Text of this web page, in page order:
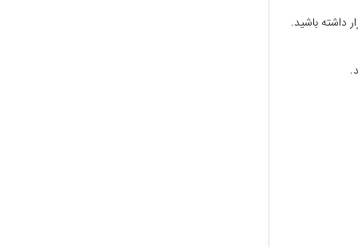
داشته باشید.